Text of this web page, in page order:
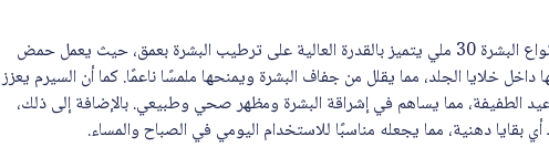
سيرافي سيرم مرطب بالهاليورونيك اسيد لجميع انواع البشرة 30 ملي يتميز بالقدرة العالية على ترطيب البشرة بعمق، حيث يعمل حمض
خلايا الجلد، مما يقلل من جفاف البشرة ويمنحها ملمسًا ناعمًا. كما أن السيرم يعزز
الطفيفة، مما يساهم في إشراقة البشرة ومظهر صحي وطبيعي. بالإضافة إلى ذلك،
بقايا دهنية، مما يجعله مناسبًا للاستخدام اليومي في الصباح والمساء.